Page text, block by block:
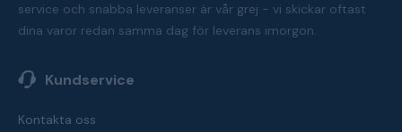
service och snabba leveranser är vår grej - vi skickar oftast
dina varor redan samma dag för leverans imorgon.
Kundservice
Kontakta oss